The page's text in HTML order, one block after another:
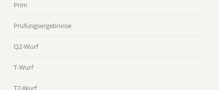
Prim
Prüfungsergebnisse
Q2-Wurf
T-Wurf
T2-Wurf